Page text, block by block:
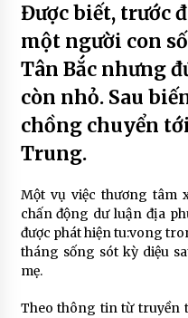
Được biết, trước
một người con
Tân Bắc nhưng
còn nhỏ. Sau
chồng chuyển
Trung.
Một vụ việc thương tâm
chấn động dư luận địa
được phát hiện tu:vong
tháng sống sót kỳ diệu
mẹ.
Theo thông tin từ truyền